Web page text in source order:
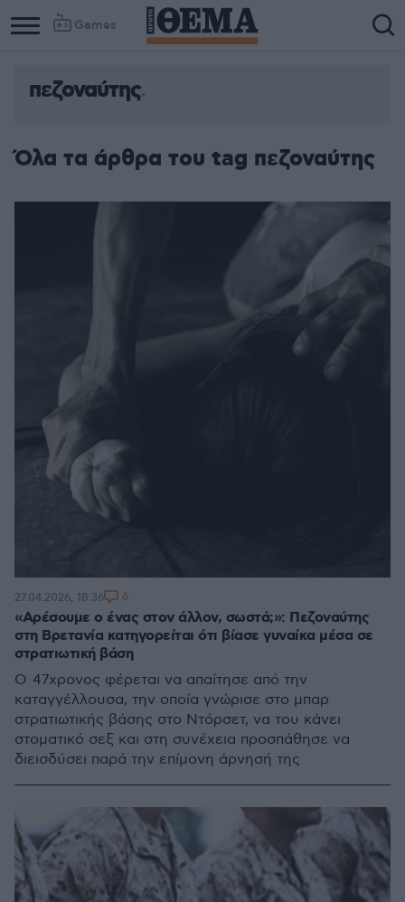
Games
πεζοναύτης
Όλα τα άρθρα του tag πεζοναύτης
«Αρέσουμε ο ένας στον άλλον, σωστά;»: Πεζοναύτης
στη Βρετανία κατηγορείται ότι βίασε γυναίκα μέσα σε
στρατιωτική βάση
Ο 47χρονος φέρεται να απαίτησε από την
καταγγέλλουσα, την οποία γνώρισε στο μπαρ
στρατιωτικής βάσης στο Ντόρσετ, να του κάνει
στοματικό σεξ και στη συνέχεια προσπάθησε να
διεισδύσει παρά την επίμονη άρνησή της
27.04.2026, 18:36 6